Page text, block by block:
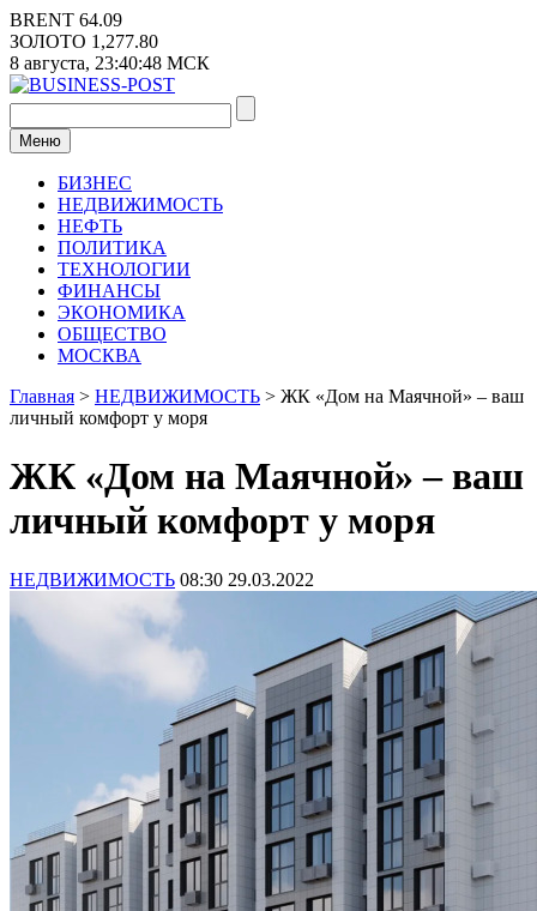
Перейти
к
содержимому
BRENT 64.09
ЗОЛОТО 1,277.80
8 августа, 23:40:48 МСК
Меню
БИЗНЕС
НЕДВИЖИМОСТЬ
НЕФТЬ
ПОЛИТИКА
ТЕХНОЛОГИИ
ФИНАНСЫ
ЭКОНОМИКА
ОБЩЕСТВО
МОСКВА
Главная > НЕДВИЖИМОСТЬ > ЖК «Дом на Маячной» – ваш
личный комфорт у моря
ЖК «Дом на Маячной» – ваш
личный комфорт у моря
НЕДВИЖИМОСТЬ 08:30 29.03.2022